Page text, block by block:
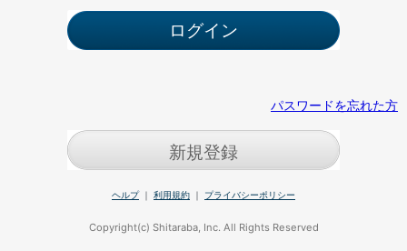
パスワードを忘れた方
新規登録
ヘルプ｜ 利用規約 ｜ プライバシーポリシー
Copyright(c) Shitaraba, Inc. All Rights Reserved